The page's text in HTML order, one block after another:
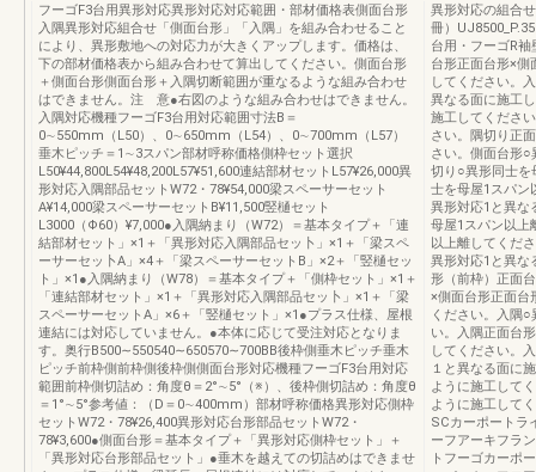
フーゴF3台用異形対応異形対応対応範囲・部材価格表側面台形
入隅異形対応組合せ「側面台形」「入隅」を組み合わせること
により、異形敷地への対応力が大きくアップします。価格は、
下の部材価格表から組み合わせて算出してください。側面台形
＋側面台形側面台形＋入隅切断範囲が重なるような組み合わせ
はできません。注 意●右図のような組み合わせはできません。
入隅対応機種フーゴF3台用対応範囲寸法B＝
0∼550mm（L50）、0∼650mm（L54）、0∼700mm（L57）
垂木ピッチ＝1∼3スパン部材呼称価格側枠セット選択
L50¥44,800L54¥48,200L57¥51,600連結部材セットL57¥26,000異
形対応入隅部品セットW72・78¥54,000梁スペーサーセット
A¥14,000梁スペーサーセットB¥11,500竪樋セット
L3000（Φ60）¥7,000●入隅納まり（W72）＝基本タイプ＋「連
結部材セット」×1＋「異形対応入隅部品セッ卜」×1＋「梁スペ
ーサーセッ卜A」×4＋「梁スペーサーセットB」×2＋「竪樋セッ
ト」×1●入隅納まり（W78）＝基本タイプ＋「側枠セット」×1＋
「連結部材セット」×1＋「異形対応入隅部品セッ卜」×1＋「梁
スペーサーセットA」×6＋「竪樋セット」×1●プラス仕様、屋根
連結には対応していません。●本体に応じて受注対応となりま
す。奥行B500∼550540∼650570∼700BB後枠側垂木ピッチ垂木
ピッチ前枠側前枠側後枠側側面台形対応機種フーゴF3台用対応
範囲前枠側切詰め：角度θ＝2°∼5°（※）、後枠側切詰め：角度θ
＝1°∼5°参考値：（D＝0∼400mm）部材呼称価格異形対応側枠
セットW72・78¥26,400異形対応台形部品セットW72・
78¥3,600●側面台形＝基本タイプ＋「異形対応側枠セット」＋
「異形対応台形部品セット」●垂木を越えての切詰めはできませ
異形対応の組合
冊）
台用・フーゴR
台形正面台形×側
してください。
異なる面に施工
施工してくださ
さい。隅切り正
さい。側面台形○
切り○異形同士を
士を母屋1スパン
異形対応1と異な
母屋1スパン以上
以上離してくだ
異形対応1と異な
形（前枠）正面
×側面台形正面台
ください。入隅
い。入隅正面台
してください。
１と異なる面に
ように施工して
ように施工して
SCカーポートラ
ーフアーキフラ
トフーゴカーポ